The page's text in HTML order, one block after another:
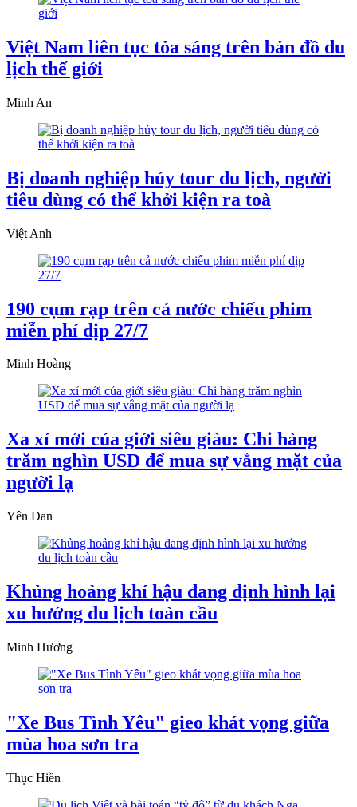
Việt Nam liên tục tỏa sáng trên bản đồ du
lịch thế giới
Minh An
Bị doanh nghiệp hủy tour du lịch, người
tiêu dùng có thể khởi kiện ra toà
Việt Anh
190 cụm rạp trên cả nước chiếu phim
miễn phí dịp 27/7
Minh Hoàng
Xa xỉ mới của giới siêu giàu: Chi hàng
trăm nghìn USD để mua sự vắng mặt của
người lạ
Yên Đan
Khủng hoảng khí hậu đang định hình lại
xu hướng du lịch toàn cầu
Minh Hương
"Xe Bus Tình Yêu" gieo khát vọng giữa
mùa hoa sơn tra
Thục Hiền